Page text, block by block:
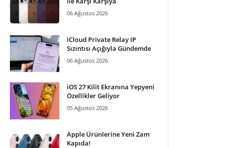
06 Ağustos 2026
iCloud Private Relay IP
Sızıntısı Açığıyla Gündemde
06 Ağustos 2026
iOS 27 Kilit Ekranına Yepyeni
Özellikler Geliyor
05 Ağustos 2026
Apple Ürünlerine Yeni Zam
Kapıda!